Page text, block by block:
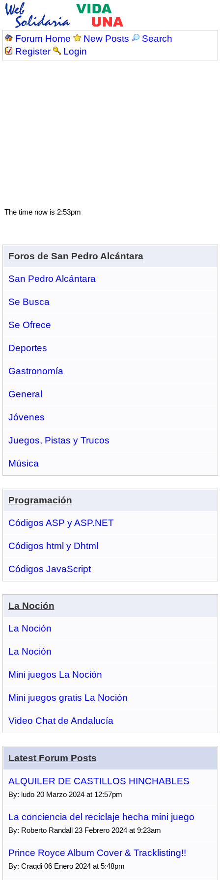
Forum Home New Posts
Search
Register
Login
The time now is 2:53pm
Foros de San Pedro Alcántara
San Pedro Alcántara
Se Busca
Se Ofrece
Deportes
Gastronomí­a
General
Jóvenes
Juegos, Pistas y Trucos
Música
Programación
Códigos ASP y ASP.NET
Códigos html y Dhtml
Códigos JavaScript
La Noción
La Noción
La Noción
Mini juegos La Noción
Mini juegos gratis La Noción
Video Chat de Andalucía
Latest Forum Posts
ALQUILER DE CASTILLOS HINCHABLES
By: ludo 20 Marzo 2024 at 12:57pm
La conciencia del reciclaje hecha mini juego
By: Roberto Randall 23 Febrero 2024 at 9:23am
Prince Royce Album Cover & Tracklisting!!
By: Craqdi 06 Enero 2024 at 5:48pm